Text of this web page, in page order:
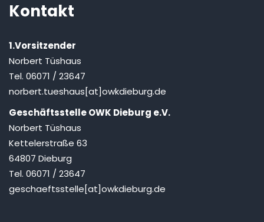
Kontakt
1.Vorsitzender
Norbert Tüshaus
Tel. 06071 / 23647
norbert.tueshaus[at]owkdieburg.de
Geschäftsstelle OWK Dieburg e.V.
Norbert Tüshaus
Kettelerstraße 63
64807 Dieburg
Tel. 06071 / 23647
geschaeftsstelle[at]owkdieburg.de